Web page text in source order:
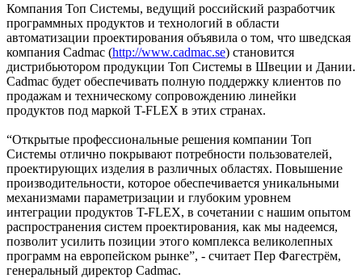
Компания Топ Системы, ведущий российский разработчик
программных продуктов и технологий в области
автоматизации проектирования объявила о том, что шведская
компания Cadmac (http://www.cadmac.se) становится
дистрибьютором продукции Топ Системы в Швеции и Дании.
Cadmac будет обеспечивать полную поддержку клиентов по
продажам и техническому сопровождению линейки
продуктов под маркой T-FLEX в этих странах.
“Открытые профессиональные решения компании Топ
Системы отлично покрывают потребности пользователей,
проектирующих изделия в различных областях. Повышение
производительности, которое обеспечивается уникальными
механизмами параметризации и глубоким уровнем
интеграции продуктов T-FLEX, в сочетании с нашим опытом
распространения систем проектирования, как мы надеемся,
позволит усилить позиции этого комплекса великолепных
программ на европейском рынке”, - считает Пер Фагестрём,
генеральный директор Cadmac.